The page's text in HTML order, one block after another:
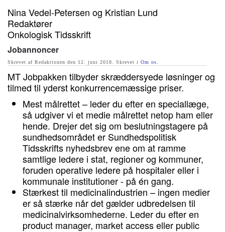
Nina Vedel-Petersen og Kristian Lund
Redaktører
Onkologisk Tidsskrift
Jobannoncer
Skrevet af Redaktionen den 12. juni 2018 . Skrevet i Om os
MT Jobpakken tilbyder skræddersyede løsninger og
tilmed til yderst konkurrencemæssige priser.
Mest målrettet – leder du efter en speciallæge,
så udgiver vi et medie målrettet netop ham eller
hende. Drejer det sig om beslutningstagere på
sundhedsområdet er Sundhedspolitisk
Tidsskrifts nyhedsbrev ene om at ramme
samtlige ledere i stat, regioner og kommuner,
foruden operative ledere på hospitaler eller i
kommunale institutioner - på én gang.
Stærkest til medicinalindustrien – ingen medier
er så stærke når det gælder udbredelsen til
medicinalvirksomhederne. Leder du efter en
product manager, market access eller public